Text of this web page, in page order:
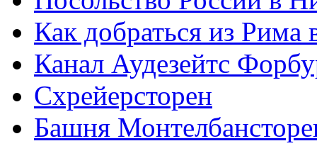
Как добраться из Рима
Канал Аудезейтс
Схрейерсторен
Башня